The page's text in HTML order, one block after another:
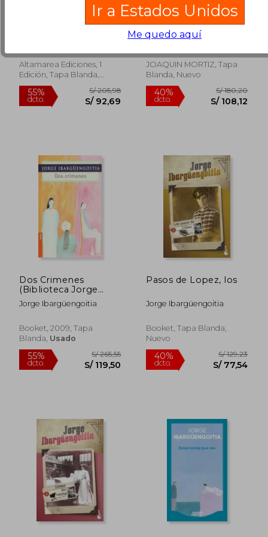
40%
dcto. S/ 95,01
40%
dcto. S/
Los Relámpagos de
Altamarea Ediciones, 1
Edición, Tapa Blanda,
Nuevo
CASA DE USTED Y
OTROS VIAJES, LA
Jorge Ibargüengoitia
JOAQUIN MORTIZ, Tapa
Blanda, Nuevo
Dos Crimenes
(Biblioteca Jorge
Ibarguengoitia
Jorge Ibargüengoitia
Booket, 2009, Tapa
Blanda, Usado
Pasos de Lopez, los
Jorge Ibargüengoitia
Booket, Tapa Blanda,
Nuevo
Ir a Estados Unidos
Me quedo aquí